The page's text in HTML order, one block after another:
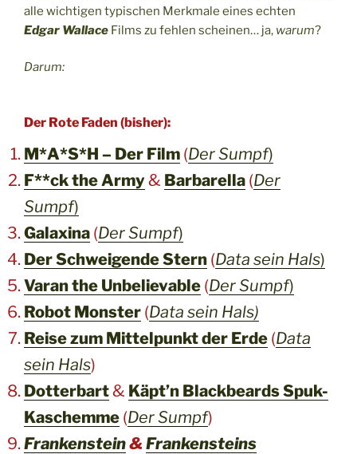
alle wichtigen typischen Merkmale eines echten
Edgar Wallace Films zu fehlen scheinen… ja, warum?
Darum:
Der Rote Faden (bisher):
M*A*S*H – Der Film (Der Sumpf)
F**ck the Army & Barbarella (Der
Sumpf)
Galaxina (Der Sumpf)
Der Schweigende Stern (Data sein Hals)
Varan the Unbelievable (Der Sumpf)
Robot Monster (Data sein Hals)
Reise zum Mittelpunkt der Erde (Data
sein Hals)
Dotterbart& Käpt’n Blackbeards Spuk-
Kaschemme (Der Sumpf)
Frankenstein& Frankensteins